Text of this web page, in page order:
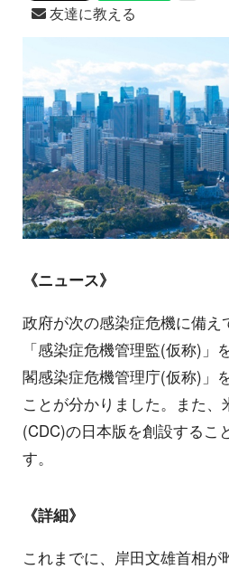
友達に教える
《ニュース》
政府が次の感染症危機に備え
「感染症危機管理監(仮称)」
閣感染症危機管理庁(仮称)」
ことが分かりました。また、
(CDC)の日本版を創設するこ
す。
《詳細》
これまでに、岸田文雄首相が